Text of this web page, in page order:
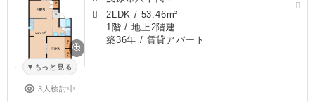
もっと見る
3人検討中
2LDK / 53.46m²
1階 / 地上2階建
築36年 / 賃貸アパート